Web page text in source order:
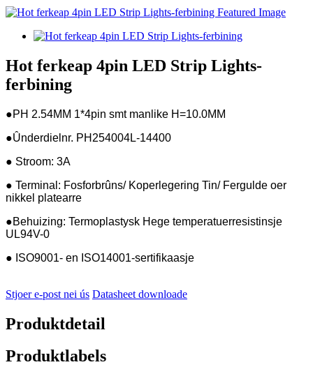
Hot ferkeap 4pin LED Strip Lights-
ferbining
●PH 2.54MM 1*4pin smt manlike H=10.0MM
●Ûnderdielnr. PH254004L-14400
● Stroom: 3A
● Terminal: Fosforbrûns/ Koperlegering Tin/ Fergulde oer
nikkel platearre
●Behuizing: Termoplastysk Hege temperatuerresistinsje
UL94V-0
● ISO9001- en ISO14001-sertifikaasje
Stjoer e-post nei ús Datasheet downloade
Produktdetail
Produktlabels